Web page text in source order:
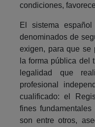
condiciones,
El sistema
denominados de
exigen, para que se
la forma pública del
legalidad que
profesional
cualificado: el
fines
son entre otros,